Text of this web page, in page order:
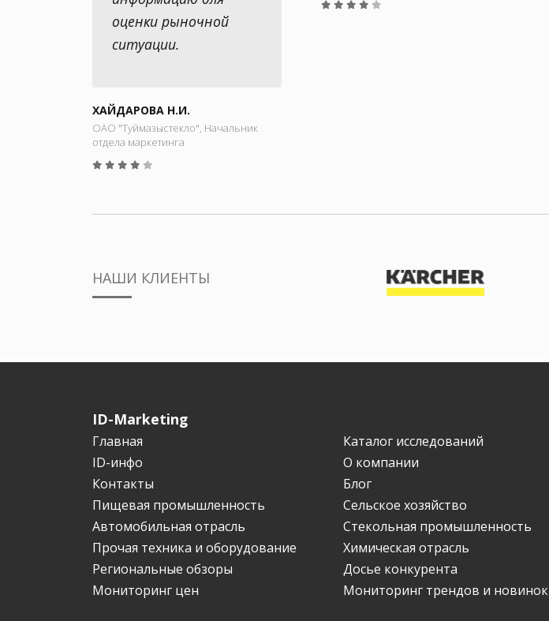
оценки рыночной
ситуации.
ХАЙДАРОВА Н.И.
ОАО "Туймазыстекло", Начальник
отдела маркетинга
НАШИ КЛИЕНТЫ
ID-Marketing
Главная
Каталог исследований
ID-инфо
О компании
Контакты
Блог
Пищевая промышленность
Сельское хозяйство
Автомобильная отрасль
Стекольная промышленность
Прочая техника и оборудование
Химическая отрасль
Региональные обзоры
Досье конкурента
Мониторинг цен
Мониторинг трендов и новинок